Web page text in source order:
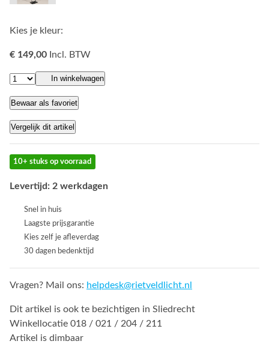
Kies je kleur:
€ 149,00 Incl. BTW
In winkelwagen
Bewaar als favoriet
Vergelijk dit artikel
10+ stuks op voorraad
Levertijd: 2 werkdagen
Snel in huis
Laagste prijsgarantie
Kies zelf je afleverdag
30 dagen bedenktijd
Vragen? Mail ons: helpdesk@rietveldlicht.nl
Dit artikel is ook te bezichtigen in Sliedrecht
Winkellocatie 018 / 021 / 204 / 211
Artikel is dimbaar